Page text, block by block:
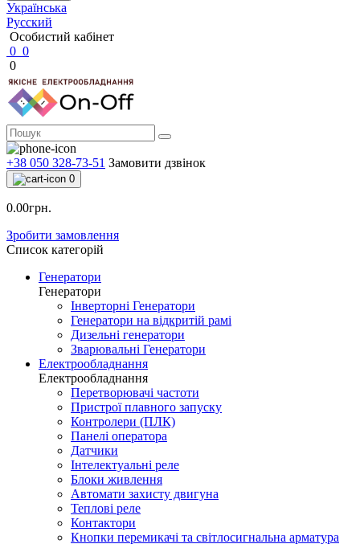
Українська
Русский
Особистий кабінет
0 0
0
+38 050 328-73-51 Замовити дзвінок
0
0.00грн.
Зробити замовлення
Список категорій
Генератори
Генератори
Інверторні Генератори
Генератори на відкритій рамі
Дизельні генератори
Зварювальні Генератори
Електрообладнання
Електрообладнання
Перетворювачі частоти
Пристрої плавного запуску
Контролери (ПЛК)
Панелі оператора
Датчики
Інтелектуальні реле
Блоки живлення
Автомати захисту двигуна
Теплові реле
Контактори
Кнопки перемикачі та світлосигнальна арматура